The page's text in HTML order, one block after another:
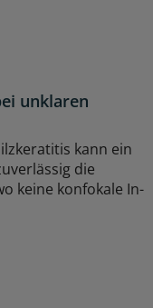
unklaren
kann ein
die
keine konfokale In-